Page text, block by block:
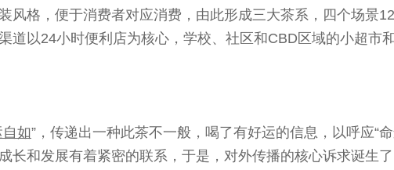
风格，便于消费者对应消费，由此形成三大茶系，四个场景
道以24小时便利店为核心，学校、社区和CBD区域的小超市
如”，传递出一种此茶不一般，喝了有好运的信息，以呼应“
长和发展有着紧密的联系，于是，对外传播的核心诉求诞生